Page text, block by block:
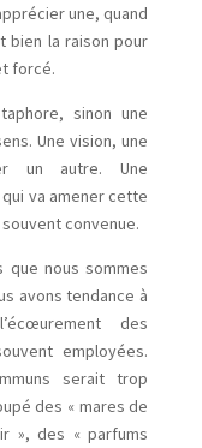
une, quand
bien la raison pour
forcé.
sinon une
Une vision, une
un autre. Une
va amener cette
convenue.
nous sommes
avons tendance à
des
employées.
serait trop
des « mares de
», des « parfums